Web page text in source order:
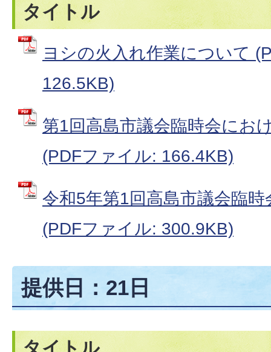
タイトル
ヨシの火入れ作業について
126.5KB)
第1回高島市議会臨時会にお
(PDFファイル: 166.4KB)
令和5年第1回高島市議会臨
(PDFファイル: 300.9KB)
提供日：21日